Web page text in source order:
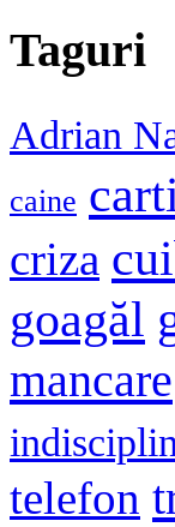
Taguri
Adrian
caine
criza
goagăl
mancare
telefon